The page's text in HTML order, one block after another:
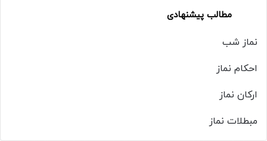
مطالب پیشنهادی
نماز شب
احکام نماز
ارکان نماز
مبطلات نماز